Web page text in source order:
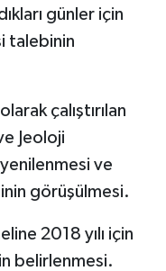
günler için
talebinin
çalıştırılan
Jeoloji
ve
görüşülmesi.
2018 yılı için
belirlenmesi.